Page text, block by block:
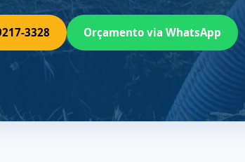
3328 Orçamento via WhatsApp